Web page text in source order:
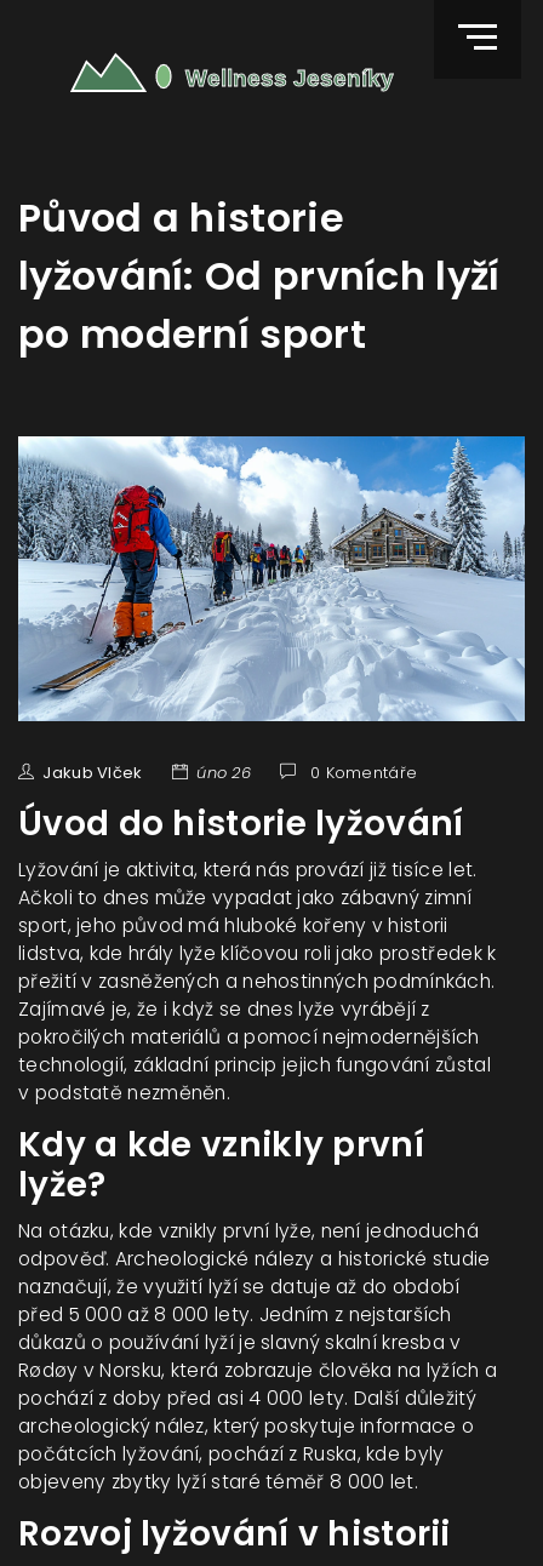
Původ a historie
lyžování: Od prvních lyží
po moderní sport
Jakub Vlček úno 26 0 Komentáře
Úvod do historie lyžování
Lyžování je aktivita, která nás provází již tisíce let.
Ačkoli to dnes může vypadat jako zábavný zimní
sport, jeho původ má hluboké kořeny v historii
lidstva, kde hrály lyže klíčovou roli jako prostředek k
přežití v zasněžených a nehostinných podmínkách.
Zajímavé je, že i když se dnes lyže vyrábějí z
pokročilých materiálů a pomocí nejmodernějších
technologií, základní princip jejich fungování zůstal
v podstatě nezměněn.
Kdy a kde vznikly první
lyže?
Na otázku, kde vznikly první lyže, není jednoduchá
odpověď. Archeologické nálezy a historické studie
naznačují, že využití lyží se datuje až do období
před 5 000 až 8 000 lety. Jedním z nejstarších
důkazů o používání lyží je slavný skalní kresba v
Rødøy v Norsku, která zobrazuje člověka na lyžích a
pochází z doby před asi 4 000 lety. Další důležitý
archeologický nález, který poskytuje informace o
počátcích lyžování, pochází z Ruska, kde byly
objeveny zbytky lyží staré téměř 8 000 let.
Rozvoj lyžování v historii